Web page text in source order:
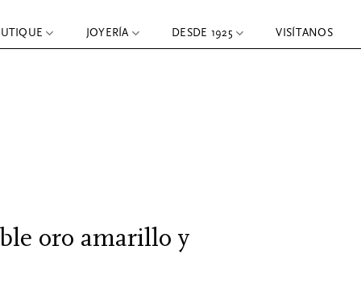
JOYERÍA DESDE 1925 VISÍTANOS
oro amarillo y